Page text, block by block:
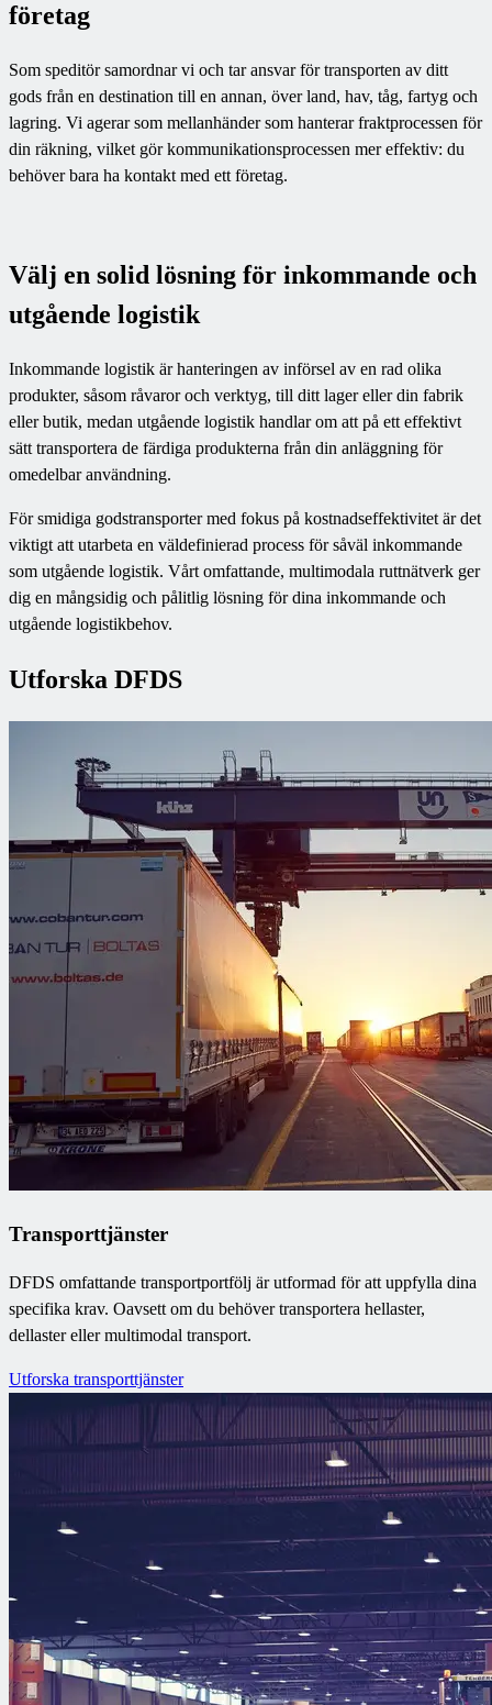
företag
Som speditör samordnar vi och tar ansvar för transporten av ditt
gods från en destination till en annan, över land, hav, tåg, fartyg och
lagring. Vi agerar som mellanhänder som hanterar fraktprocessen för
din räkning, vilket gör kommunikationsprocessen mer effektiv: du
behöver bara ha kontakt med ett företag.
Välj en solid lösning för inkommande och
utgående logistik
Inkommande logistik är hanteringen av införsel av en rad olika
produkter, såsom råvaror och verktyg, till ditt lager eller din fabrik
eller butik, medan utgående logistik handlar om att på ett effektivt
sätt transportera de färdiga produkterna från din anläggning för
omedelbar användning.
För smidiga godstransporter med fokus på kostnadseffektivitet är det
viktigt att utarbeta en väldefinierad process för såväl inkommande
som utgående logistik. Vårt omfattande, multimodala ruttnätverk ger
dig en mångsidig och pålitlig lösning för dina inkommande och
utgående logistikbehov.
Utforska DFDS
Transporttjänster
DFDS omfattande transportportfölj är utformad för att uppfylla dina
specifika krav. Oavsett om du behöver transportera hellaster,
dellaster eller multimodal transport.
Utforska transporttjänster